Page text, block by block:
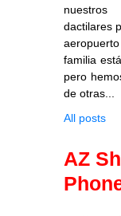
nuestros
dactilares
familia
pero
de otras...
All posts
AZ